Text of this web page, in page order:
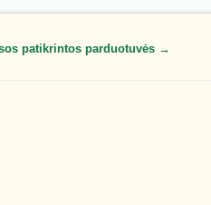
patikrintos parduotuvės →